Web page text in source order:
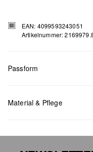
EAN: 4099593243051
Artikelnummer:
Passform
Material & Pflege